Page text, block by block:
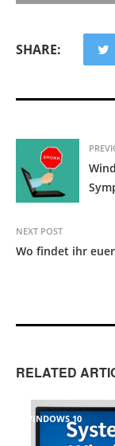
SHARE:
NEXT POST
Wo findet ihr
RELATED
WINDOWS 10